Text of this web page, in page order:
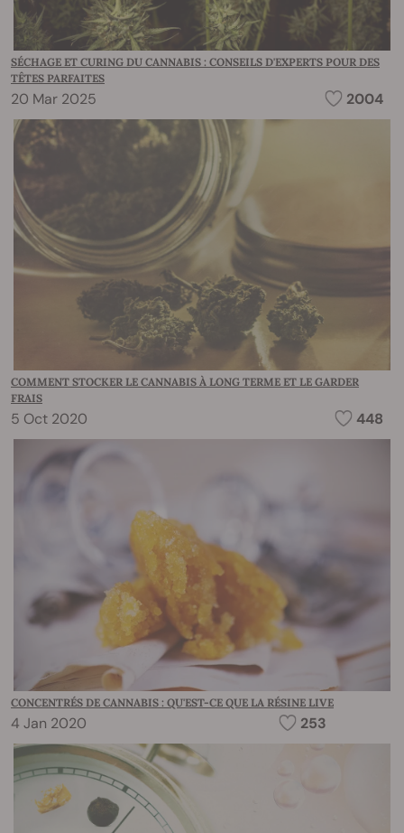
SÉCHAGE ET CURING DU CANNABIS : CONSEILS D'EXPERTS POUR DES
TÊTES PARFAITES
20 Mar 2025 2004
COMMENT STOCKER LE CANNABIS À LONG TERME ET LE GARDER
FRAIS
5 Oct 2020 448
CONCENTRÉS DE CANNABIS : QU'EST-CE QUE LA RÉSINE LIVE
4 Jan 2020 253